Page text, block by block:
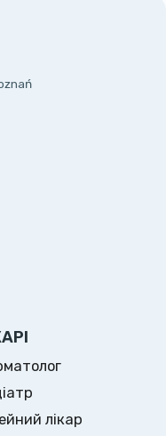
лікар